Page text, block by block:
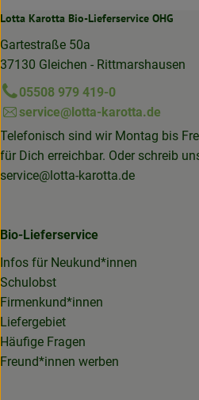
Lotta Karotta Bio-Lieferservice OHG
Gartestraße 50a
37130 Gleichen - Rittmarshausen
05508 979 419-0
service@lotta-karotta.de
Telefonisch sind wir Montag bis
für Dich erreichbar. Oder schreib
service@lotta-karotta.de
Bio-Lieferservice
Infos für Neukund*innen
Schulobst
Firmenkund*innen
Liefergebiet
Häufige Fragen
Freund*innen werben